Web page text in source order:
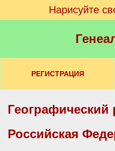
Нарисуйте
РЕГИСТРАЦИЯ
Географический
Российская